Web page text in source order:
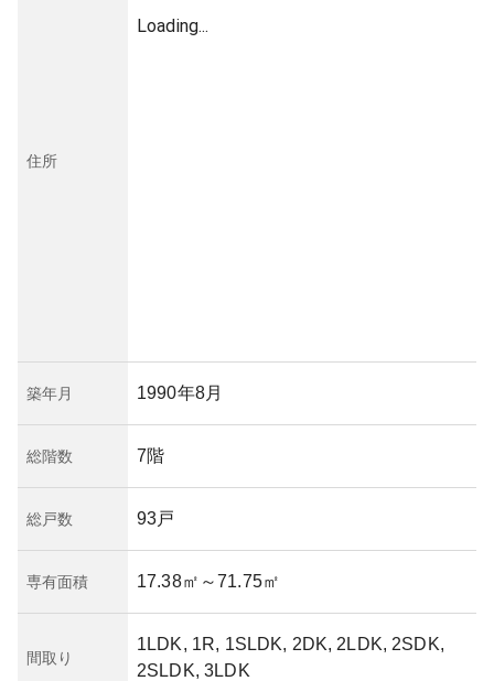
住所
Loading...
築年月 1990年8月
総階数 7階
総戸数 93戸
専有面積 17.38㎡ ～71.75㎡
間取り
1LDK, 1R, 1SLDK, 2DK, 2LDK, 2SDK,
2SLDK, 3LDK